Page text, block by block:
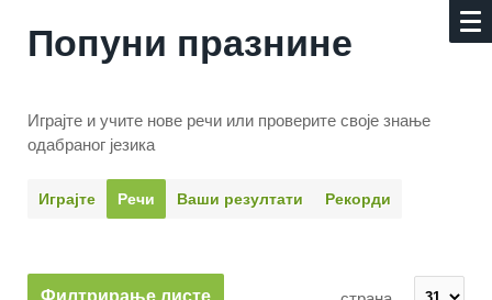
Попуни празнине
Играјте и учите нове речи или проверите своје знање
одабраног језика
Играјте Речи Ваши резултати Рекорди
Филтрирање листе